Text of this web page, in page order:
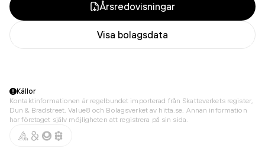
Årsredovisningar
Visa bolagsdata
Källor
Kontaktinformationen är regelbundet importerad från Skatteverkets register,
Dun & Bradstreet, Value8 och Bolagsverket av hitta.se. Annan information
har företaget själv möjligheten att registrera på sin sida.